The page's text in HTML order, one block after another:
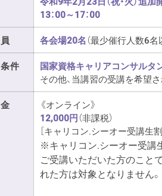
13：00～17：00
各会場20名（最少催行人数6名
件
国家資格キャリアコンサルタ
その他、当講習の受講を希望
《オンライン》
12,000円（非課税）
［キャリコン.シーオー受講生
※キャリコン.シーオー受講
ご受講いただいた方のこと
れた方は対象となりません。